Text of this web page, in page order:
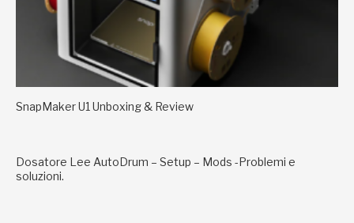
SnapMaker U1 Unboxing & Review
Dosatore Lee AutoDrum – Setup – Mods -Problemi e
soluzioni.